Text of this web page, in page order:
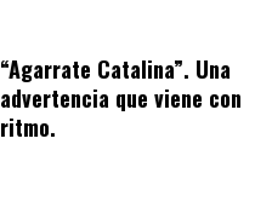
“Agarrate Catalina”. Una
advertencia que viene con
ritmo.